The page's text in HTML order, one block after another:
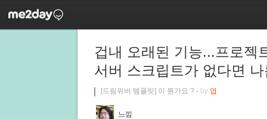
겁내 오래된 기능...프로젝
서버 스크립트가 없다면
[드림위버 템플릿] 이 뭔가요 ? - by 엽
느낌